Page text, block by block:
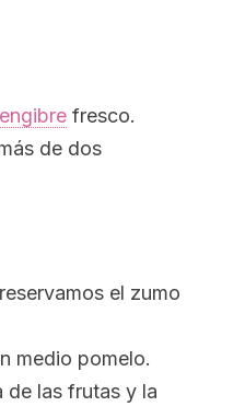
fresco.
de dos
el zumo
medio pomelo.
de las frutas y la